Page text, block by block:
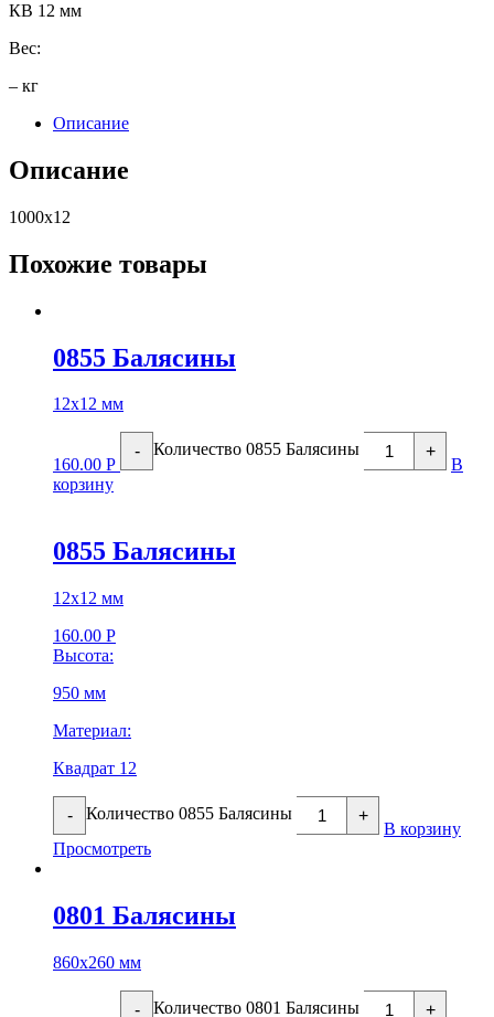
КВ 12 мм
Вес:
– кг
Описание
Описание
1000х12
Похожие товары
0855 Балясины
12х12 мм
160.00 Р
- Количество 0855 Балясины +
В
корзину
0855 Балясины
12х12 мм
160.00 Р
Высота:
950 мм
Материал:
Квадрат 12
- Количество 0855 Балясины +
В корзину
Просмотреть
0801 Балясины
860х260 мм
- Количество 0801 Балясины +